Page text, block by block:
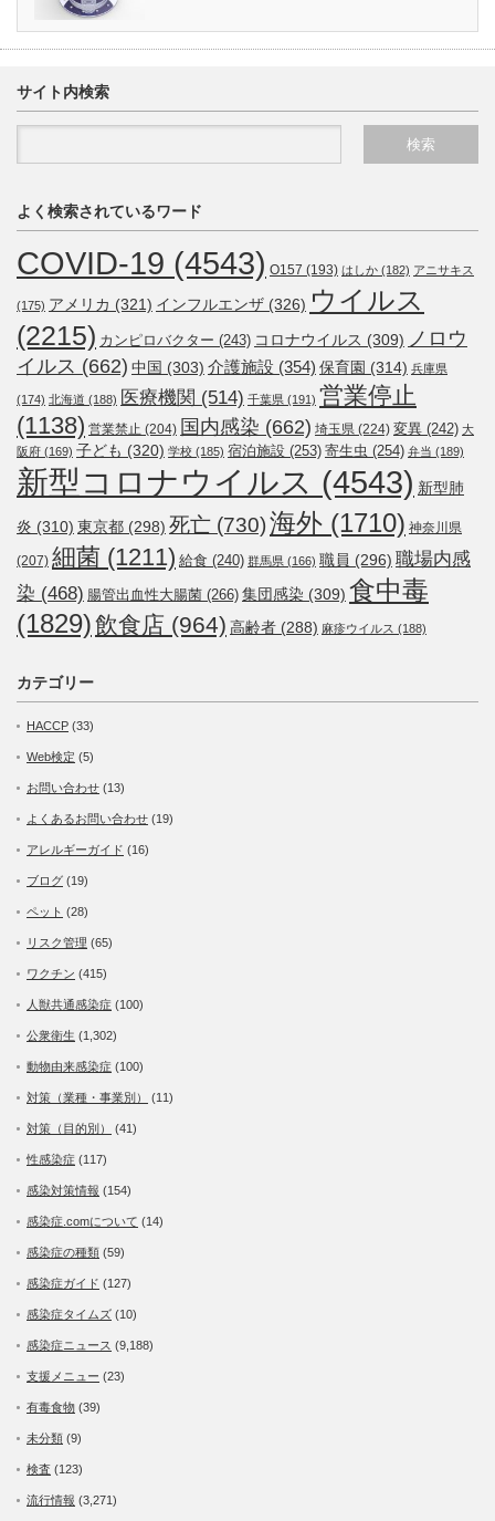
サイト内検索
よく検索されているワード
COVID-19 (4543) O157 (193) はしか (182) アニサキス
(175) アメリカ (321) インフルエンザ (326) ウイルス
(2215) カンピロバクター (243) コロナウイルス (309) ノロウ
イルス (662) 中国 (303) 介護施設 (354) 保育園 (314) 兵庫県
(174) 北海道 (188) 医療機関 (514) 千葉県 (191) 営業停止
(1138) 営業禁止 (204) 国内感染 (662) 埼玉県 (224) 変異 (242) 大
阪府 (169) 子ども (320) 学校 (185) 宿泊施設 (253) 寄生虫 (254) 弁当 (189)
新型コロナウイルス (4543) 新型肺
炎 (310) 東京都 (298) 死亡 (730)海外 (1710) 神奈川県
(207) 細菌 (1211) 給食 (240) 群馬県 (166) 職員 (296) 職場内感
染 (468) 腸管出血性大腸菌 (266) 集団感染 (309) 食中毒
(1829)飲食店 (964) 高齢者 (288) 麻疹ウイルス (188)
カテゴリー
HACCP (33)
Web検定 (5)
お問い合わせ (13)
よくあるお問い合わせ (19)
アレルギーガイド (16)
ブログ (19)
ペット (28)
リスク管理 (65)
ワクチン (415)
人獣共通感染症 (100)
公衆衛生 (1,302)
動物由来感染症 (100)
対策（業種・事業別） (11)
対策（目的別） (41)
性感染症 (117)
感染対策情報 (154)
感染症.comについて (14)
感染症の種類 (59)
感染症ガイド (127)
感染症タイムズ (10)
感染症ニュース (9,188)
支援メニュー (23)
有毒食物 (39)
未分類 (9)
検査 (123)
流行情報 (3,271)